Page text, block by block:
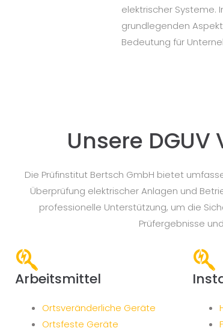
elektrischer Systeme.
grundlegenden
Bedeutung für
Unsere
Die Prüfinstitut Bertsch GmbH bietet
Überprüfung elektrischer Anlagen und
professionelle Unterstützung, um die
Prüfergebnisse
Arbeitsmittel
Ortsveränderliche Geräte
Ortsfeste Geräte